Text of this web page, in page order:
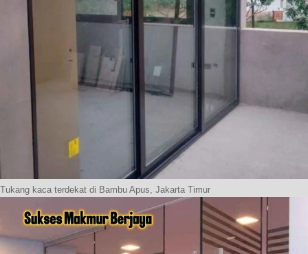
Tukang kaca terdekat di Bambu Apus, Jakarta Timur